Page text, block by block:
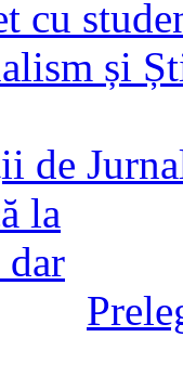
de